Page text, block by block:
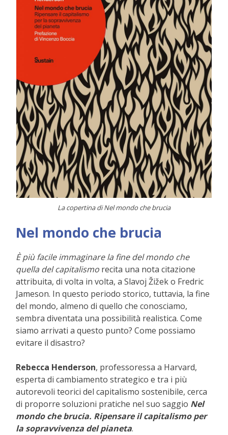
La copertina di Nel mondo che brucia
Nel mondo che brucia
È più facile immaginare la fine del mondo che
quella del capitalismo recita una nota citazione
attribuita, di volta in volta, a Slavoj Žižek o Fredric
Jameson. In questo periodo storico, tuttavia, la fine
del mondo, almeno di quello che conosciamo,
sembra diventata una possibilità realistica. Come
siamo arrivati a questo punto? Come possiamo
evitare il disastro?
Rebecca Henderson, professoressa a Harvard,
esperta di cambiamento strategico e tra i più
autorevoli teorici del capitalismo sostenibile, cerca
di proporre soluzioni pratiche nel suo saggio Nel
mondo che brucia. Ripensare il capitalismo per
la sopravvivenza del pianeta.